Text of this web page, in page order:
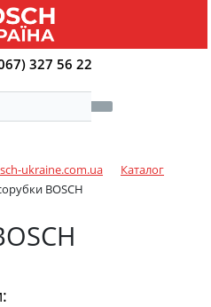
327 56 22
ukraine.com.ua
Каталог
BOSCH